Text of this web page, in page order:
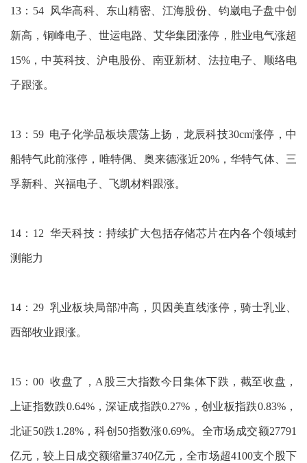
13：54 风华高科、东山精密、江海股份、钧崴电子盘中创
新高，铜峰电子、世运电路、艾华集团涨停，胜业电气涨超
15%，中英科技、沪电股份、南亚新材、法拉电子、顺络电
子跟涨。
13：59 电子化学品板块震荡上扬，龙辰科技30cm涨停，中
船特气此前涨停，唯特偶、奥来德涨近20%，华特气体、三
孚新科、兴福电子、飞凯材料跟涨。
14：12 华天科技：持续扩大包括存储芯片在内各个领域封
测能力
14：29 乳业板块局部冲高，贝因美直线涨停，骑士乳业、
西部牧业跟涨。
15：00 收盘了，A股三大指数今日集体下跌，截至收盘，
上证指数跌0.64%，深证成指跌0.27%，创业板指跌0.83%，
北证50跌1.28%，科创50指数涨0.69%。全市场成交额27791
亿元，较上日成交额缩量3740亿元，全市场超4100支个股下